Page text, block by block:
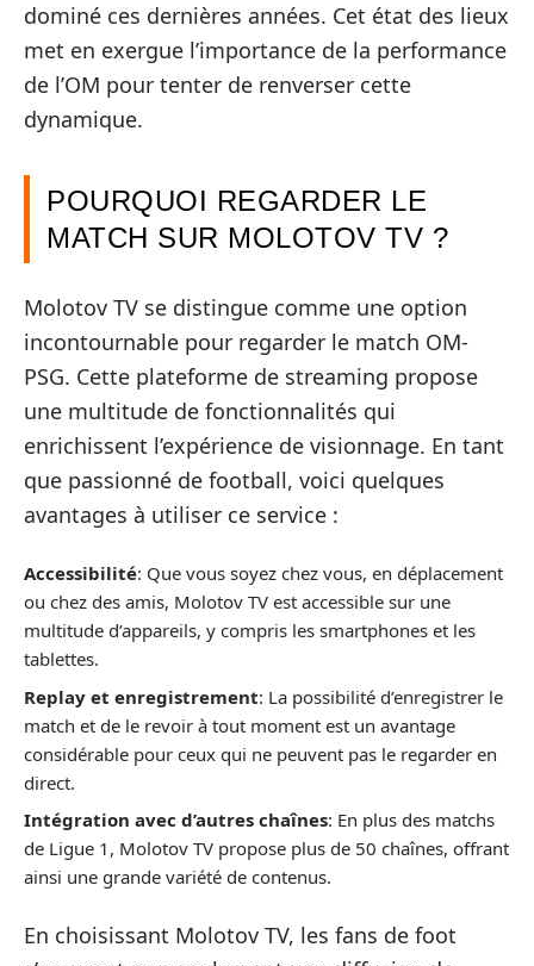
dominé ces dernières années. Cet état des lieux
met en exergue l’importance de la performance
de l’OM pour tenter de renverser cette
dynamique.
POURQUOI REGARDER LE
MATCH SUR MOLOTOV TV ?
Molotov TV se distingue comme une option
incontournable pour regarder le match OM-
PSG. Cette plateforme de streaming propose
une multitude de fonctionnalités qui
enrichissent l’expérience de visionnage. En tant
que passionné de football, voici quelques
avantages à utiliser ce service :
Accessibilité: Que vous soyez chez vous, en déplacement
ou chez des amis, Molotov TV est accessible sur une
multitude d’appareils, y compris les smartphones et les
tablettes.
Replay et enregistrement: La possibilité d’enregistrer le
match et de le revoir à tout moment est un avantage
considérable pour ceux qui ne peuvent pas le regarder en
direct.
Intégration avec d’autres chaînes: En plus des matchs
de Ligue 1, Molotov TV propose plus de 50 chaînes, offrant
ainsi une grande variété de contenus.
En choisissant Molotov TV, les fans de foot